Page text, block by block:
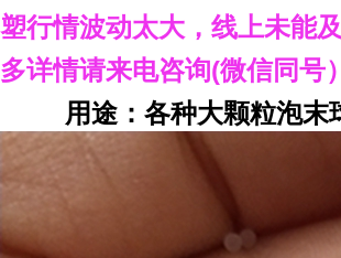
塑行情波动太大，线上未能
多详情请来电咨询(微信同号）
用途：各种大颗粒泡末